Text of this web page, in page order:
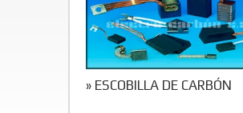
» ESCOBILLA DE CARBÓN